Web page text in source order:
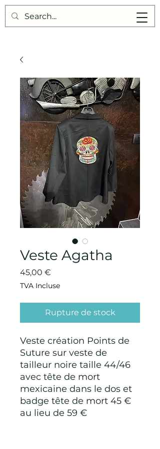
Points de Suture
Veste Agatha
45,00 €
TVA Incluse
Rupture de stock
Veste création Points de
Suture sur veste de
tailleur noire taille 44/46
avec tête de mort
mexicaine dans le dos et
badge tête de mort 45 €
au lieu de 59 €